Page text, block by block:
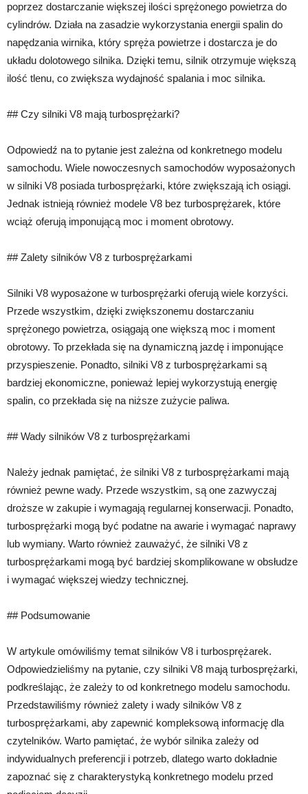
poprzez dostarczanie większej ilości sprężonego powietrza do
cylindrów. Działa na zasadzie wykorzystania energii spalin do
napędzania wirnika, który spręża powietrze i dostarcza je do
układu dolotowego silnika. Dzięki temu, silnik otrzymuje większą
ilość tlenu, co zwiększa wydajność spalania i moc silnika.
## Czy silniki V8 mają turbosprężarki?
Odpowiedź na to pytanie jest zależna od konkretnego modelu
samochodu. Wiele nowoczesnych samochodów wyposażonych
w silniki V8 posiada turbosprężarki, które zwiększają ich osiągi.
Jednak istnieją również modele V8 bez turbosprężarek, które
wciąż oferują imponującą moc i moment obrotowy.
## Zalety silników V8 z turbosprężarkami
Silniki V8 wyposażone w turbosprężarki oferują wiele korzyści.
Przede wszystkim, dzięki zwiększonemu dostarczaniu
sprężonego powietrza, osiągają one większą moc i moment
obrotowy. To przekłada się na dynamiczną jazdę i imponujące
przyspieszenie. Ponadto, silniki V8 z turbosprężarkami są
bardziej ekonomiczne, ponieważ lepiej wykorzystują energię
spalin, co przekłada się na niższe zużycie paliwa.
## Wady silników V8 z turbosprężarkami
Należy jednak pamiętać, że silniki V8 z turbosprężarkami mają
również pewne wady. Przede wszystkim, są one zazwyczaj
droższe w zakupie i wymagają regularnej konserwacji. Ponadto,
turbosprężarki mogą być podatne na awarie i wymagać naprawy
lub wymiany. Warto również zauważyć, że silniki V8 z
turbosprężarkami mogą być bardziej skomplikowane w obsłudze
i wymagać większej wiedzy technicznej.
## Podsumowanie
W artykule omówiliśmy temat silników V8 i turbosprężarek.
Odpowiedzieliśmy na pytanie, czy silniki V8 mają turbosprężarki,
podkreślając, że zależy to od konkretnego modelu samochodu.
Przedstawiliśmy również zalety i wady silników V8 z
turbosprężarkami, aby zapewnić kompleksową informację dla
czytelników. Warto pamiętać, że wybór silnika zależy od
indywidualnych preferencji i potrzeb, dlatego warto dokładnie
zapoznać się z charakterystyką konkretnego modelu przed